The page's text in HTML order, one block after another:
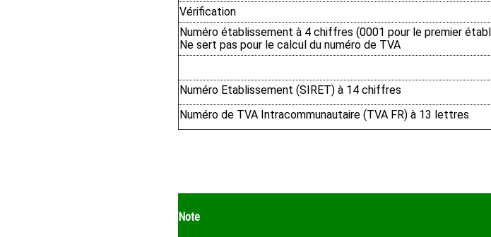
Vérification
Numéro établissement à 4 chiffres (0001 pour le premier
Ne sert pas pour le calcul du numéro de TVA
Numéro Etablissement (SIRET) à 14 chiffres
Numéro de TVA Intracommunautaire (TVA FR) à 13 lettres
Note